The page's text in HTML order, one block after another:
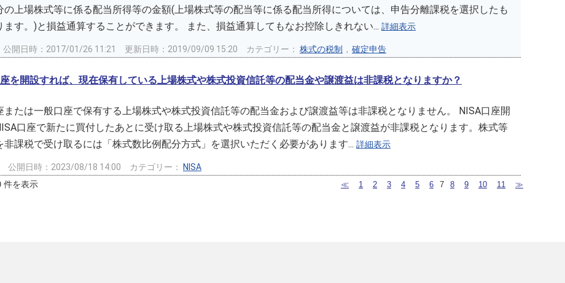
の上場株式等に係る配当所得等の金額(上場株式等の配当等に係る配当所得については、申告分離課税を選択したも
ます。)と損益通算することができます。 また、損益通算してもなお控除しきれない... 詳細表示
公開日時：2017/01/26 11:21 更新日時：2019/09/09 15:20 カテゴリー： 株式の税制 , 確定申告
を開設すれば、現在保有している上場株式や株式投資信託等の配当金や譲渡益は非課税となりますか？
または一般口座で保有する上場株式や株式投資信託等の配当金および譲渡益等は非課税となりません。 NISA口座開
口座で新たに買付したあとに受け取る上場株式や株式投資信託等の配当金と譲渡益が非課税となります。株式等
非課税で受け取るには「株式数比例配分方式」を選択いただく必要があります... 詳細表示
公開日時：2023/08/18 14:00 カテゴリー： NISA
件を表示 ≪ 1 2 3 4 5 6 7 8 9 10 11 ≫